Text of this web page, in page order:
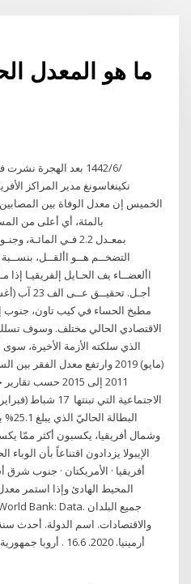
ما هو المعدل
نكينغاسونغ مدير المراكز
بالمئة، أي أعلى من المستوى
األعضــاء يف الحـايل إلفريقيـا إذا
مطبخ الحساء في كيب تاون، جنوب
الاقتصادي الحالي مختلف. وسوف
(مايو) 2019 وارتفع معدل الفقر
2011 إلى 2015
الإيبولا يزدادون اقتناعاً بأن
أفريقيا · الأمريكتان · جنوب
المحيط الهادئ وإذا استمر